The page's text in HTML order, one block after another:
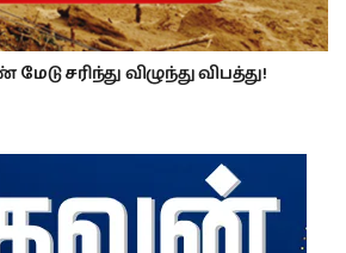
சரிந்து விழுந்து விபத்து!